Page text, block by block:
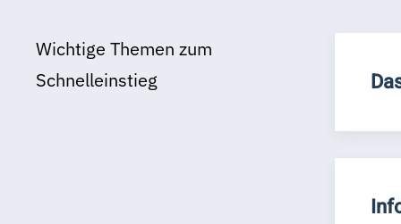
Wichtige Themen zum
Schnelleinstieg